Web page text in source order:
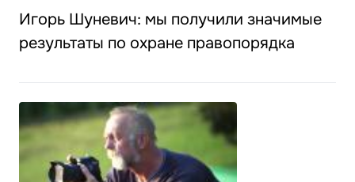
Игорь Шуневич: мы получили значимые
результаты по охране правопорядка